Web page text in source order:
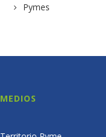
Pymes
MEDIOS